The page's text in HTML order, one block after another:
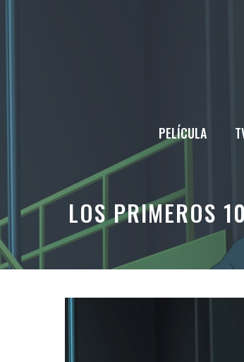
PELÍCULA
LOS PRIMEROS